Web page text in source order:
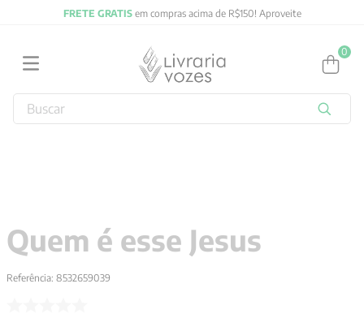
FRETE GRATISem compras acima de R$150! Aproveite
0
Buscar
Quem é esse Jesus
Referência: 8532659039
º jung
5 byung chul han